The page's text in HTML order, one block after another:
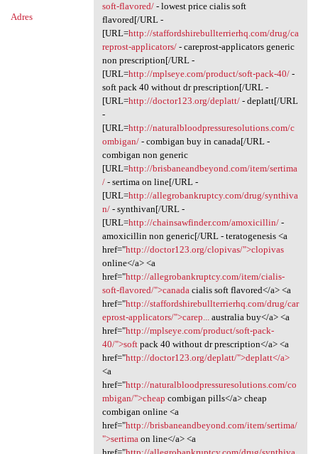
Adres
soft-flavored/- lowest price cialis soft
flavored[/URL -
[URL=http://staffordshirebullterrierhq.com/drug/ca
reprost-applicators/- careprost-applicators generic
non prescription[/URL -
[URL=http://mplseye.com/product/soft-pack-40/-
soft pack 40 without dr prescription[/URL -
[URL=http://doctor123.org/deplatt/- deplatt[/URL
-
[URL=http://naturalbloodpressuresolutions.com/c
ombigan/- combigan buy in canada[/URL -
combigan non generic
[URL=http://brisbaneandbeyond.com/item/sertima
/- sertima on line[/URL -
[URL=http://allegrobankruptcy.com/drug/synthiva
n/- synthivan[/URL -
[URL=http://chainsawfinder.com/amoxicillin/-
amoxicillin non generic[/URL - teratogenesis <a
href="http://doctor123.org/clopivas/">clopivas
online</a> <a
href="http://allegrobankruptcy.com/item/cialis-
soft-flavored/">canadacialis soft flavored</a> <a
href="http://staffordshirebullterrierhq.com/drug/car
eprost-applicators/">carep...australia buy</a> <a
href="http://mplseye.com/product/soft-pack-
40/">softpack 40 without dr prescription</a> <a
href="http://doctor123.org/deplatt/">deplatt</a>
<a
href="http://naturalbloodpressuresolutions.com/co
mbigan/">cheap combigan pills</a> cheap
combigan online <a
href="http://brisbaneandbeyond.com/item/sertima/
">sertimaon line</a> <a